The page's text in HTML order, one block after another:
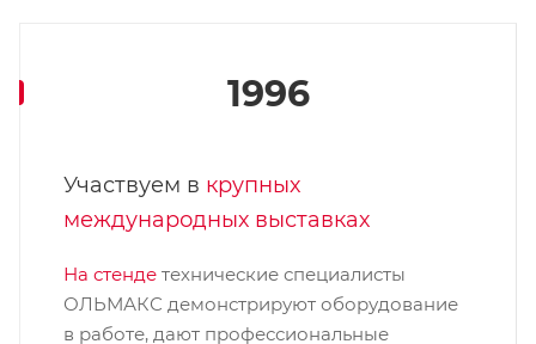
1996
Участвуем в крупных
международных выставках
На стенде технические специалисты
ОЛЬМАКС демонстрируют оборудование
в работе, дают профессиональные